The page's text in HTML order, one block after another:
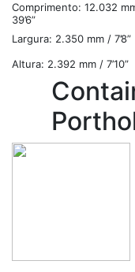
Comprimento: 12.032
39’6”
Largura: 2.350 mm / 7’8”
Altura: 2.392 mm / 7’10”